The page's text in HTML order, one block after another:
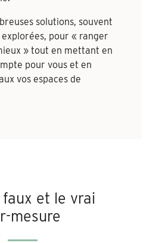
solutions, souvent
pour « ranger
» tout en mettant en
pour vous et en
vos espaces de
et le vrai
mesure